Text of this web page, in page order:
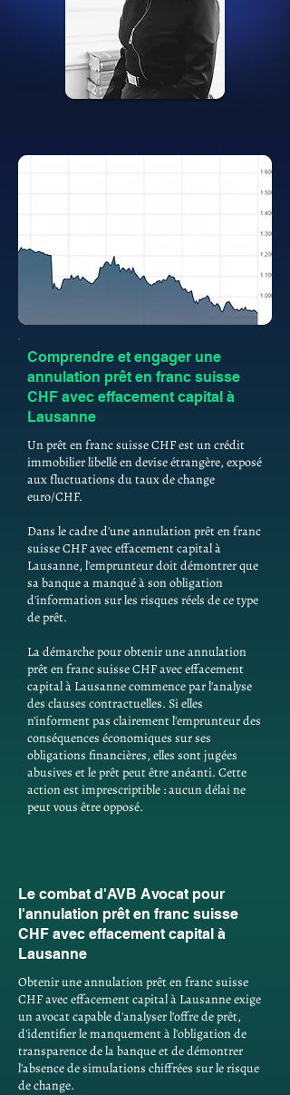
Comprendre et engager une
annulation prêt en franc suisse
CHF avec effacement capital à
Lausanne
Un prêt en franc suisse CHF est un crédit
immobilier libellé en devise étrangère, exposé
aux fluctuations du taux de change
euro/CHF.
Dans le cadre d'une annulation prêt en franc
suisse CHF avec effacement capital à
Lausanne, l'emprunteur doit démontrer que
sa banque a manqué à son obligation
d'information sur les risques réels de ce type
de prêt.
La démarche pour obtenir une annulation
prêt en franc suisse CHF avec effacement
capital à Lausanne commence par l'analyse
des clauses contractuelles. Si elles
n'informent pas clairement l'emprunteur des
conséquences économiques sur ses
obligations financières, elles sont jugées
abusives et le prêt peut être anéanti. Cette
action est imprescriptible : aucun délai ne
peut vous être opposé.
Le combat d'AVB Avocat pour
l'annulation prêt en franc suisse
CHF avec effacement capital à
Lausanne
Obtenir une annulation prêt en franc suisse
CHF avec effacement capital à Lausanne exige
un avocat capable d'analyser l'offre de prêt,
d'identifier le manquement à l'obligation de
transparence de la banque et de démontrer
l'absence de simulations chiffrées sur le risque
de change.